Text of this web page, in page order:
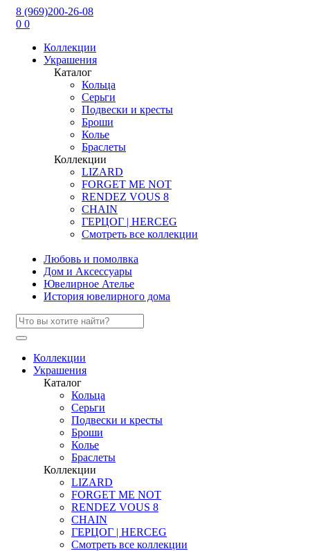
8 (969)200-26-08
0 0
Коллекции
Украшения
Каталог
Кольца
Серьги
Подвески и кресты
Броши
Колье
Браслеты
Коллекции
LIZARD
FORGET ME NOT
RENDEZ VOUS 8
CHAIN
ГЕРЦОГ | HERCEG
Смотреть все коллекции
Любовь и помолвка
Дом и Аксессуары
Ювелирное Ателье
История ювелирного дома
Коллекции
Украшения
Каталог
Кольца
Серьги
Подвески и кресты
Броши
Колье
Браслеты
Коллекции
LIZARD
FORGET ME NOT
RENDEZ VOUS 8
CHAIN
ГЕРЦОГ | HERCEG
Смотреть все коллекции